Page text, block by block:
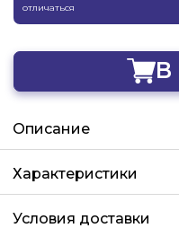
отличаться
В
Описание
Характеристики
Условия доставки